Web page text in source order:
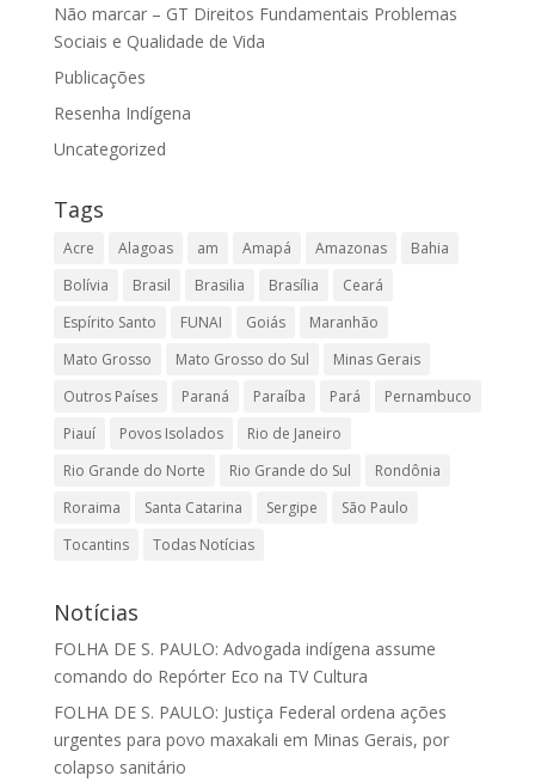
Não marcar – GT Direitos Fundamentais Problemas
Sociais e Qualidade de Vida
Publicações
Resenha Indígena
Uncategorized
Tags
Acre Alagoas am Amapá Amazonas
Bahia
Bolívia
Brasil Brasilia Brasília
Ceará
Espírito Santo
FUNAI Goiás
Maranhão
Mato Grosso
Mato Grosso do Sul
Minas Gerais
Outros Países
Paraná Paraíba Pará
Pernambuco
Piauí
Povos Isolados
Rio de Janeiro
Rio Grande do Norte
Rio Grande do Sul
Rondônia
Roraima
Santa Catarina Sergipe
São Paulo
Tocantins
Todas Notícias
Notícias
FOLHA DE S. PAULO: Advogada indígena assume
comando do Repórter Eco na TV Cultura
FOLHA DE S. PAULO: Justiça Federal ordena ações
urgentes para povo maxakali em Minas Gerais, por
colapso sanitário